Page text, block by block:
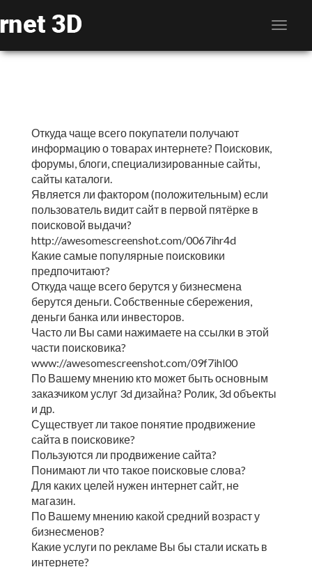
Откуда чаще всего покупатели получают
информацию о товарах интернете? Поисковик,
форумы, блоги, специализированные сайты,
сайты каталоги.
Является ли фактором (положительным) если
пользователь видит сайт в первой пятёрке в
поисковой выдачи?
http://awesomescreenshot.com/0067ihr4d
Какие самые популярные поисковики
предпочитают?
Откуда чаще всего берутся у бизнесмена
берутся деньги. Собственные сбережения,
деньги банка или инвесторов.
Часто ли Вы сами нажимаете на ссылки в этой
части поисковика?
www://awesomescreenshot.com/09f7ihl00
По Вашему мнению кто может быть основным
заказчиком услуг 3d дизайна? Ролик, 3d объекты
и др.
Существует ли такое понятие продвижение
сайта в поисковике?
Пользуются ли продвижение сайта?
Понимают ли что такое поисковые слова?
Для каких целей нужен интернет сайт, не
магазин.
По Вашему мнению какой средний возраст у
бизнесменов?
Какие услуги по рекламе Вы бы стали искать в
интернете?